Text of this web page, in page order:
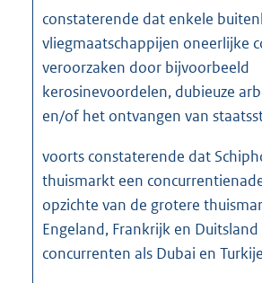
constaterende dat enkele
vliegmaatschappijen oneerlijke
veroorzaken door bijvoorbeeld
kerosinevoordelen, dubieuze
en/of het ontvangen van
voorts constaterende dat
thuismarkt een
opzichte van de grotere
Engeland, Frankrijk en
concurrenten als Dubai en